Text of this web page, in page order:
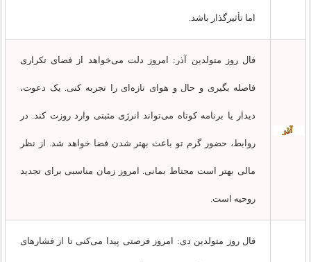
اما تأثیرگذار باشد.
فال روز متولدین آذر: امروز دلت می‌خواهد از فضای تکراری
فاصله بگیری و حال و هوای تازه‌ای را تجربه کنی. یک دعوت،
دیدار یا برنامه کوتاه می‌تواند انرژی مثبتی وارد روزت کند. در
روابط، حضور گرم تو باعث بهتر شدن فضا خواهد شد. از نظر
مالی بهتر است محتاط بمانی. امروز زمان مناسبی برای تجدید
روحیه است.
فال روز متولدین دی: امروز فرصتی پیدا می‌کنی تا از فشارهای